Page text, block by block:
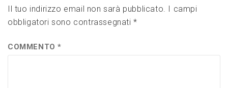
Il tuo indirizzo email non sarà pubblicato. I campi
obbligatori sono contrassegnati*
COMMENTO*